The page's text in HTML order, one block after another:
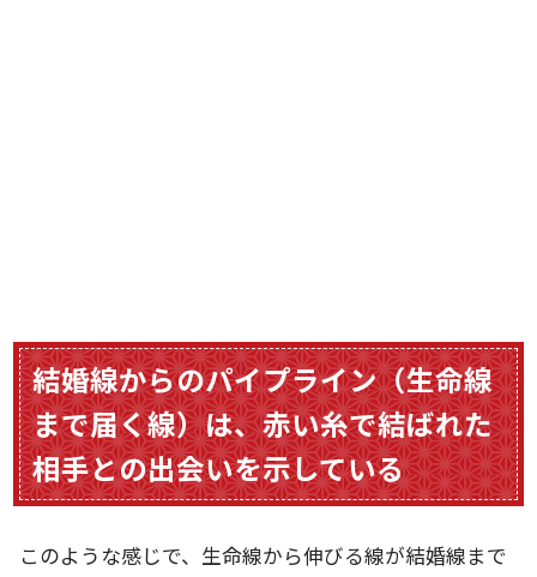
結婚線からのパイプライン（生命線
まで届く線）は、赤い糸で結ばれた
相手との出会いを示している
このような感じで、生命線から伸びる線が結婚線まで